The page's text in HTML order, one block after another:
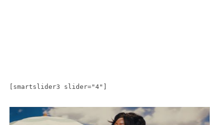
[smartslider3 slider="4"]